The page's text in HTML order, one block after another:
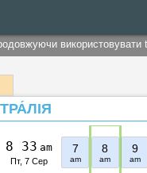
8 33 am
Пт, 7 Сер
7
am
8
am
9
am